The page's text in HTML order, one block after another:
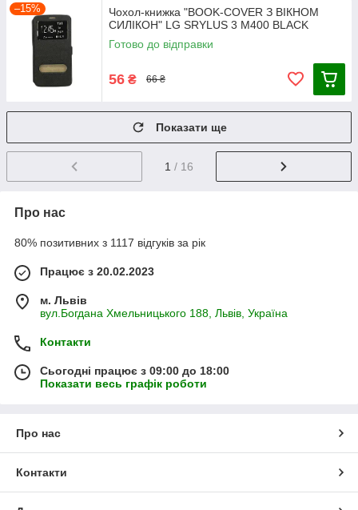
–15%
Чохол-книжка "BOOK-COVER З ВІКНОМ
СИЛІКОН" LG SRYLUS 3 M400 BLACK
Готово до відправки
56 ₴ 66 ₴
Показати ще
1 / 16
Про нас
80% позитивних з 1117 відгуків за рік
Працює з 20.02.2023
м. Львів
вул.Богдана Хмельницького 188, Львів, Україна
Контакти
Сьогодні працює з 09:00 до 18:00
Показати весь графік роботи
Про нас
Контакти